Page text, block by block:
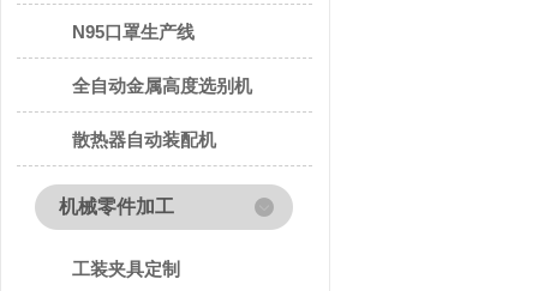
N95口罩生产线
全自动金属高度选别机
散热器自动装配机
机械零件加工
工装夹具定制